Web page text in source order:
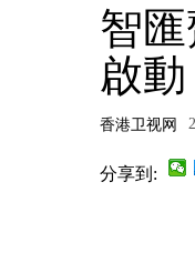
智
啟動
香港卫视网
分享到: